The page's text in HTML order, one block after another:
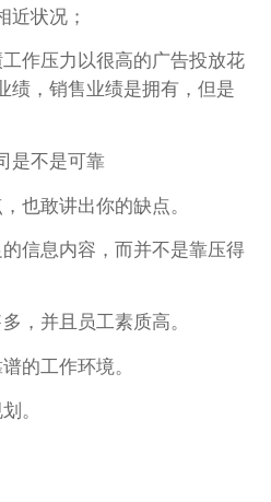
近状况；
作压力以很高的广告投放花
绩，销售业绩是拥有，但是
是不是可靠
也敢讲出你的缺点。
信息内容，而并不是靠压得
，并且员工素质高。
的工作环境。
。